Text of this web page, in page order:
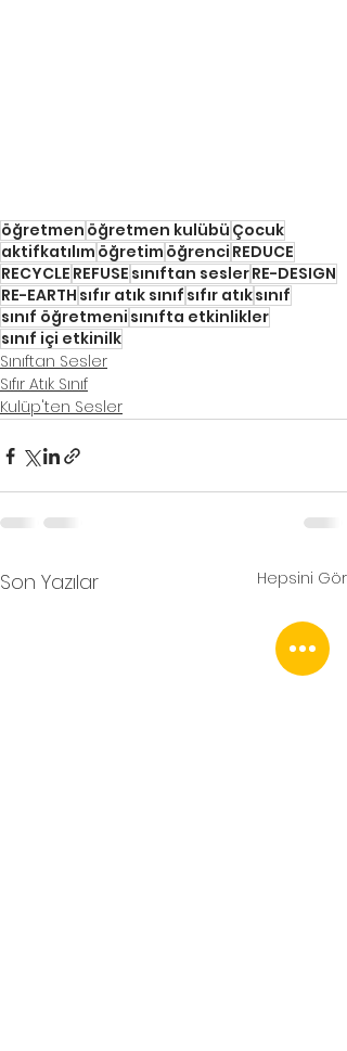
öğretmen öğretmen kulübü Çocuk
aktifkatılım öğretim öğrenci REDUCE
RECYCLE REFUSE sınıftan seslerRE-DESIGN
RE-EARTH sıfır atık sınıf sıfır atıksınıf
sınıf öğretmeni sınıfta etkinlikler
sınıf içi etkinilk
Sınıftan Sesler
Sıfır Atık Sınıf
Kulüp'ten Sesler
Son Yazılar Hepsini Gör